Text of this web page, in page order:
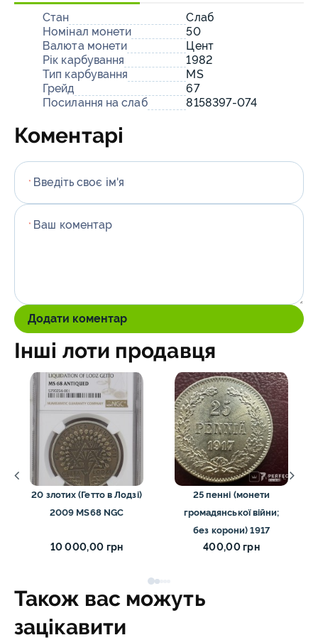
Стан
Слаб
Номінал монети
50
Валюта монети
Цент
Рік карбування
1982
Тип карбування
MS
Грейд
67
Посилання на слаб
8158397-074
Коментарі
* Введіть своє ім'я
* Ваш коментар
Додати коментар
Інші лоти продавця
20 злотих (Гетто в Лодзі)
2009 MS68 NGC
10 000,00 грн
25 пенні (монети
громадянської війни;
без корони) 1917
400,00 грн
Також вас можуть
зацікавити